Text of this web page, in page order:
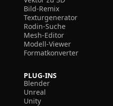
Bild-Remix
Texturgenerator
Rodin-Suche
Mesh-Editor
Modell-Viewer
Formatkonverter
PLUG-INS
Blender
Unreal
Unity